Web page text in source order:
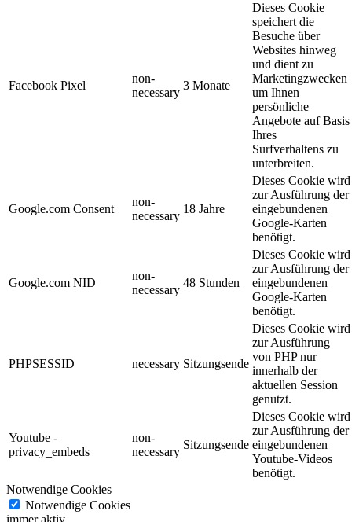
Facebook Pixel
non-
necessary
3 Monate
Dieses Cookie
speichert die
Besuche über
Websites hinweg
und dient zu
Marketingzwecken
um Ihnen
persönliche
Angebote auf Basis
Ihres
Surfverhaltens zu
unterbreiten.
Google.com Consent
non-
necessary
18 Jahre
Dieses Cookie wird
zur Ausführung der
eingebundenen
Google-Karten
benötigt.
Google.com NID
non-
necessary
48 Stunden
Dieses Cookie wird
zur Ausführung der
eingebundenen
Google-Karten
benötigt.
PHPSESSID necessary Sitzungsende
Dieses Cookie wird
zur Ausführung
von PHP nur
innerhalb der
aktuellen Session
genutzt.
Youtube -
privacy_embeds
non-
necessary
Sitzungsende
Dieses Cookie wird
zur Ausführung der
eingebundenen
Youtube-Videos
benötigt.
Notwendige Cookies
Notwendige Cookies